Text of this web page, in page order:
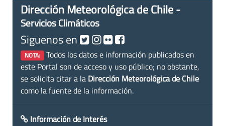
Dirección Meteorológica de Chile -
Servicios Climáticos
Siguenos en
NOTA: Todos los datos e información publicados en
este Portal son de acceso y uso público; no obstante,
se solicita citar a la Dirección Meteorológica de Chile
como la fuente de la información.
Información de Interés